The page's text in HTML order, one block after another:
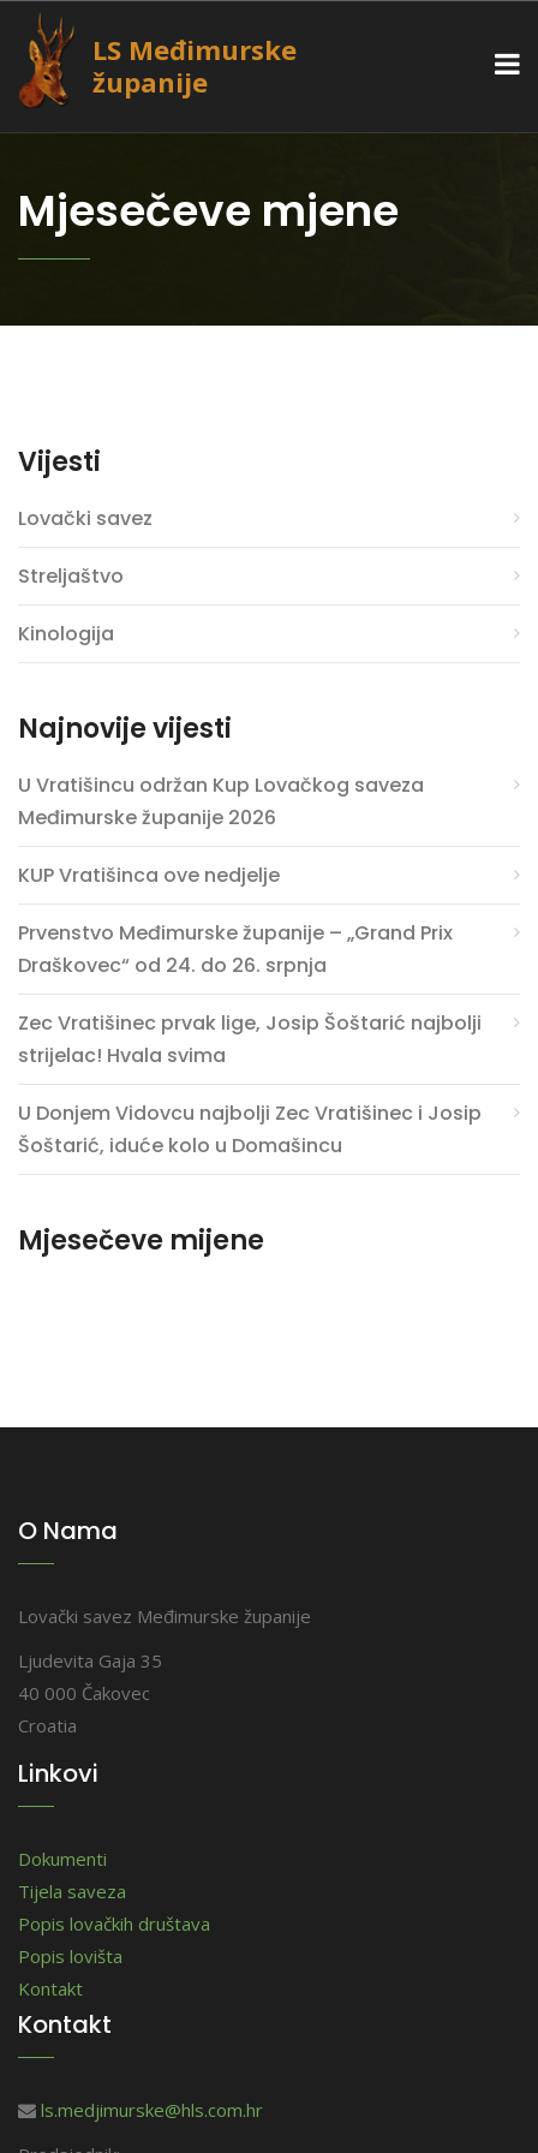
LS Međimurske
županije
Mjesečeve mjene
Vijesti
Lovački savez
Streljaštvo
Kinologija
Najnovije vijesti
U Vratišincu održan Kup Lovačkog saveza
Međimurske županije 2026
KUP Vratišinca ove nedjelje
Prvenstvo Međimurske županije – „Grand Prix
Draškovec“ od 24. do 26. srpnja
Zec Vratišinec prvak lige, Josip Šoštarić najbolji
strijelac! Hvala svima
U Donjem Vidovcu najbolji Zec Vratišinec i Josip
Šoštarić, iduće kolo u Domašincu
Mjesečeve mijene
O Nama
Lovački savez Međimurske županije
Ljudevita Gaja 35
40 000 Čakovec
Croatia
Linkovi
Dokumenti
Tijela saveza
Popis lovačkih društava
Popis lovišta
Kontakt
Kontakt
ls.medjimurske@hls.com.hr